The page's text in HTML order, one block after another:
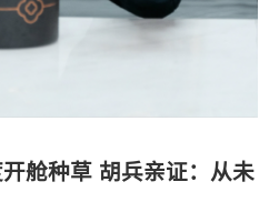
舱种草 胡兵亲证：从未